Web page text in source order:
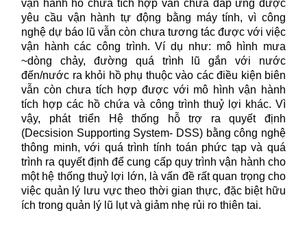
vận hành hồ chứa tích hợp vẫn chưa đáp ứng được
yêu cầu vận hành tự động bằng máy tính, vì công
nghệ dự báo lũ vẫn còn chưa tương tác được với việc
vận hành các công trình. Ví dụ như: mô hình mưa
~dòng chảy, đường quá trình lũ gắn với nước
đến/nước ra khỏi hồ phụ thuộc vào các điều kiện biên
vẫn còn chưa tích hợp được với mô hình vận hành
tích hợp các hồ chứa và công trình thuỷ lợi khác. Vì
vậy, phát triển Hệ thống hỗ trợ ra quyết định
(Decsision Supporting System- DSS) bằng công nghệ
thông minh, với quá trình tính toán phức tạp và quá
trình ra quyết định để cung cấp quy trình vận hành cho
một hệ thống thuỷ lợi lớn, là vấn đề rất quan trọng cho
việc quản lý lưu vực theo thời gian thực, đặc biệt hữu
ích trong quản lý lũ lụt và giảm nhẹ rủi ro thiên tai.